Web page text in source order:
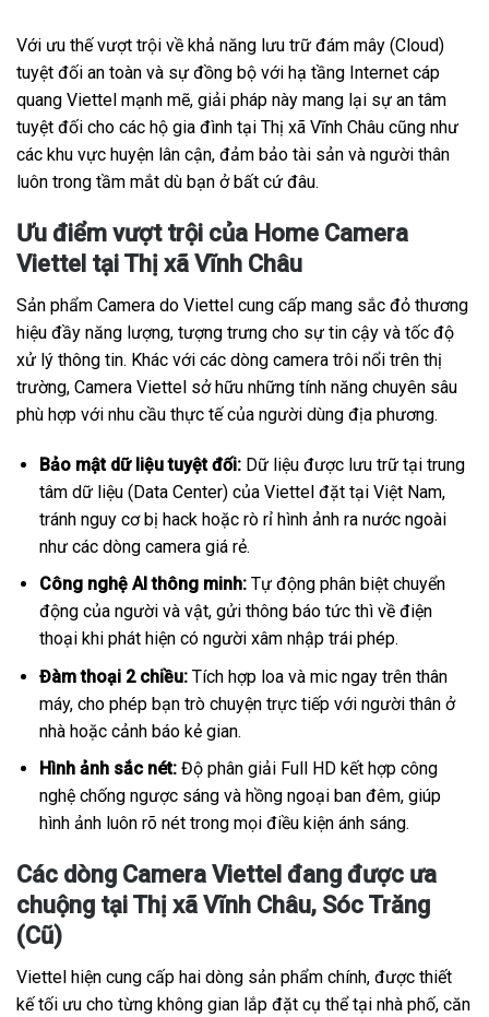
Với ưu thế vượt trội về khả năng lưu trữ đám mây (Cloud)
tuyệt đối an toàn và sự đồng bộ với hạ tầng Internet cáp
quang Viettel mạnh mẽ, giải pháp này mang lại sự an tâm
tuyệt đối cho các hộ gia đình tại Thị xã Vĩnh Châu cũng như
các khu vực huyện lân cận, đảm bảo tài sản và người thân
luôn trong tầm mắt dù bạn ở bất cứ đâu.
Ưu điểm vượt trội của Home Camera
Viettel tại Thị xã Vĩnh Châu
Sản phẩm Camera do Viettel cung cấp mang sắc đỏ thương
hiệu đầy năng lượng, tượng trưng cho sự tin cậy và tốc độ
xử lý thông tin. Khác với các dòng camera trôi nổi trên thị
trường, Camera Viettel sở hữu những tính năng chuyên sâu
phù hợp với nhu cầu thực tế của người dùng địa phương.
Bảo mật dữ liệu tuyệt đối:Dữ liệu được lưu trữ tại trung
tâm dữ liệu (Data Center) của Viettel đặt tại Việt Nam,
tránh nguy cơ bị hack hoặc rò rỉ hình ảnh ra nước ngoài
như các dòng camera giá rẻ.
Công nghệ AI thông minh:Tự động phân biệt chuyển
động của người và vật, gửi thông báo tức thì về điện
thoại khi phát hiện có người xâm nhập trái phép.
Đàm thoại 2 chiều:Tích hợp loa và mic ngay trên thân
máy, cho phép bạn trò chuyện trực tiếp với người thân ở
nhà hoặc cảnh báo kẻ gian.
Hình ảnh sắc nét:Độ phân giải Full HD kết hợp công
nghệ chống ngược sáng và hồng ngoại ban đêm, giúp
hình ảnh luôn rõ nét trong mọi điều kiện ánh sáng.
Các dòng Camera Viettel đang được ưa
chuộng tại Thị xã Vĩnh Châu, Sóc Trăng
(Cũ)
Viettel hiện cung cấp hai dòng sản phẩm chính, được thiết
kế tối ưu cho từng không gian lắp đặt cụ thể tại nhà phố, căn